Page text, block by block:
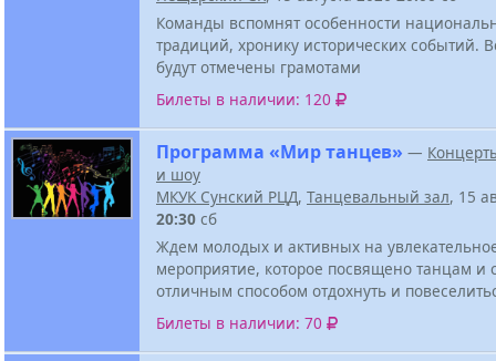
Команды вспомнят особенности
традиций, хронику исторических событий.
будут отмечены грамотами
Билеты в наличии: 120
Программа «Мир танцев» —
и шоу
МКУК Сунский РЦД, Танцевальный зал, 15
20:30 сб
Ждем молодых и активных на
мероприятие, которое посвящено танцам и
отличным способом отдохнуть и
Билеты в наличии: 70